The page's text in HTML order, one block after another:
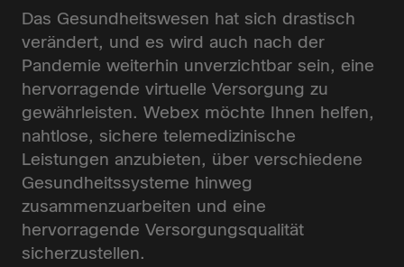
Das Gesundheitswesen hat sich drastisch
verändert, und es wird auch nach der
Pandemie weiterhin unverzichtbar sein, eine
hervorragende virtuelle Versorgung zu
gewährleisten. Webex möchte Ihnen helfen,
nahtlose, sichere telemedizinische
Leistungen anzubieten, über verschiedene
Gesundheitssysteme hinweg
zusammenzuarbeiten und eine
hervorragende Versorgungsqualität
sicherzustellen.